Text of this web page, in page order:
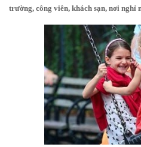
trường, công viên, khách sạn, nơi nghỉ